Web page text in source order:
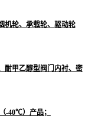
机轮、承载轮、驱动轮
耐甲乙醇型阀门内衬、密
-40℃）产品；